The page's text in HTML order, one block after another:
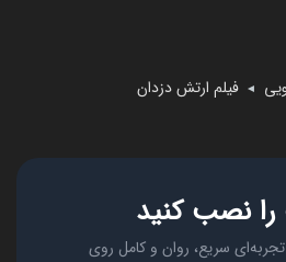
◄ فیلم ارتش دزدان
نصب کنید
سریع، روان و کامل روی